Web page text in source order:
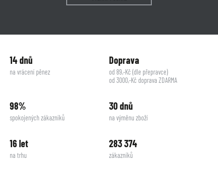
14 dnů
na vrácení pěnez
Doprava
od 89,-Kč (dle přepravce)
od 3000,-Kč doprava ZDARMA
98%
spokojených zákazníků
30 dnů
na výměnu zboží
16 let
na trhu
283 374
zákazníků